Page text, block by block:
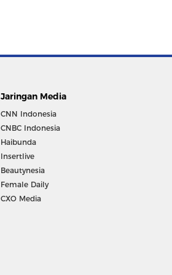
Jaringan Media
CNN Indonesia
CNBC Indonesia
Haibunda
Insertlive
Beautynesia
Female Daily
CXO Media